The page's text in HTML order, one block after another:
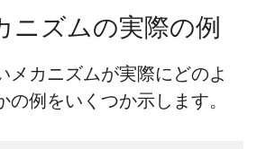
ニズムの実際の例
メカニズムが実際にどのよ
の例をいくつか示します。